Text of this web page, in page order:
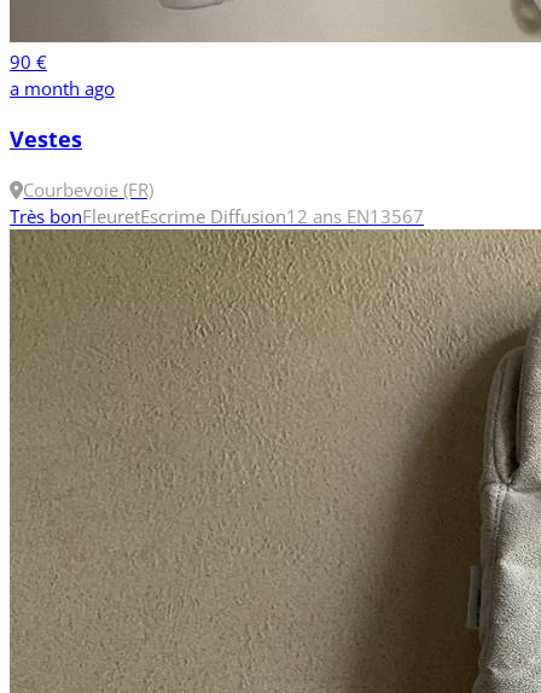
90 €
a month ago
Vestes
Courbevoie (FR)
Très bonFleuretEscrime Diffusion12 ans EN13567